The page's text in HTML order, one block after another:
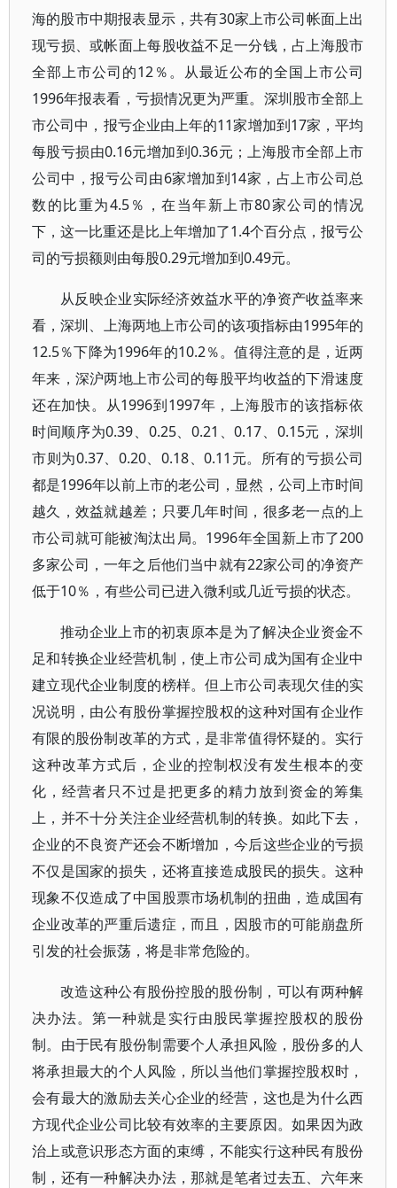
海的股市中期报表显示，共有30家上市公司帐面上出
现亏损、或帐面上每股收益不足一分钱，占上海股市
全部上市公司的12％。从最近公布的全国上市公司
1996年报表看，亏损情况更为严重。深圳股市全部上
市公司中，报亏企业由上年的11家增加到17家，平均
每股亏损由0.16元增加到0.36元；上海股市全部上市
公司中，报亏公司由6家增加到14家，占上市公司总
数的比重为4.5％，在当年新上市80家公司的情况
下，这一比重还是比上年增加了1.4个百分点，报亏公
司的亏损额则由每股0.29元增加到0.49元。
从反映企业实际经济效益水平的净资产收益率来
看，深圳、上海两地上市公司的该项指标由1995年的
12.5％下降为1996年的10.2％。值得注意的是，近两
年来，深沪两地上市公司的每股平均收益的下滑速度
还在加快。从1996到1997年，上海股市的该指标依
时间顺序为0.39、0.25、0.21、0.17、0.15元，深圳
市则为0.37、0.20、0.18、0.11元。所有的亏损公司
都是1996年以前上市的老公司，显然，公司上市时间
越久，效益就越差；只要几年时间，很多老一点的上
市公司就可能被淘汰出局。1996年全国新上市了200
多家公司，一年之后他们当中就有22家公司的净资产
低于10％，有些公司已进入微利或几近亏损的状态。
推动企业上市的初衷原本是为了解决企业资金不
足和转换企业经营机制，使上市公司成为国有企业中
建立现代企业制度的榜样。但上市公司表现欠佳的实
况说明，由公有股份掌握控股权的这种对国有企业作
有限的股份制改革的方式，是非常值得怀疑的。实行
这种改革方式后，企业的控制权没有发生根本的变
化，经营者只不过是把更多的精力放到资金的筹集
上，并不十分关注企业经营机制的转换。如此下去，
企业的不良资产还会不断增加，今后这些企业的亏损
不仅是国家的损失，还将直接造成股民的损失。这种
现象不仅造成了中国股票市场机制的扭曲，造成国有
企业改革的严重后遗症，而且，因股市的可能崩盘所
引发的社会振荡，将是非常危险的。
改造这种公有股份控股的股份制，可以有两种解
决办法。第一种就是实行由股民掌握控股权的股份
制。由于民有股份制需要个人承担风险，股份多的人
将承担最大的个人风险，所以当他们掌握控股权时，
会有最大的激励去关心企业的经营，这也是为什么西
方现代企业公司比较有效率的主要原因。如果因为政
治上或意识形态方面的束缚，不能实行这种民有股份
制，还有一种解决办法，那就是笔者过去五、六年来